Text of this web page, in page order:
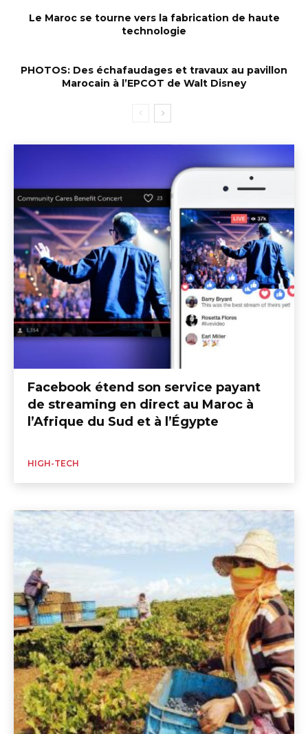
Le Maroc se tourne vers la fabrication de haute
technologie
PHOTOS: Des échafaudages et travaux au pavillon
Marocain à l’EPCOT de Walt Disney
Facebook étend son service payant
de streaming en direct au Maroc à
l’Afrique du Sud et à l’Égypte
HIGH-TECH